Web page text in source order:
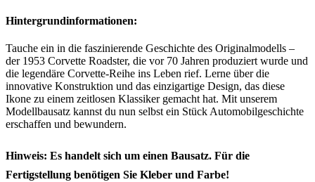
Hintergrundinformationen:
Tauche ein in die faszinierende Geschichte des Originalmodells –
der 1953 Corvette Roadster, die vor 70 Jahren produziert wurde und
die legendäre Corvette-Reihe ins Leben rief. Lerne über die
innovative Konstruktion und das einzigartige Design, das diese
Ikone zu einem zeitlosen Klassiker gemacht hat. Mit unserem
Modellbausatz kannst du nun selbst ein Stück Automobilgeschichte
erschaffen und bewundern.
Hinweis: Es handelt sich um einen Bausatz. Für die
Fertigstellung benötigen Sie Kleber und Farbe!